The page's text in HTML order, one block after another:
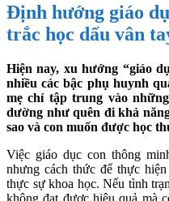
Định hướng giáo
trắc học dấu vân
Hiện nay, xu hướng “giáo
nhiều các bậc phụ huynh
mẹ chỉ tập trung vào
dường như quên đi khả
sao và con muốn được học
Việc giáo dục con thông
nhưng cách thức để thực
thực sự khoa học. Nếu tình
không đạt được hiệu quả mà